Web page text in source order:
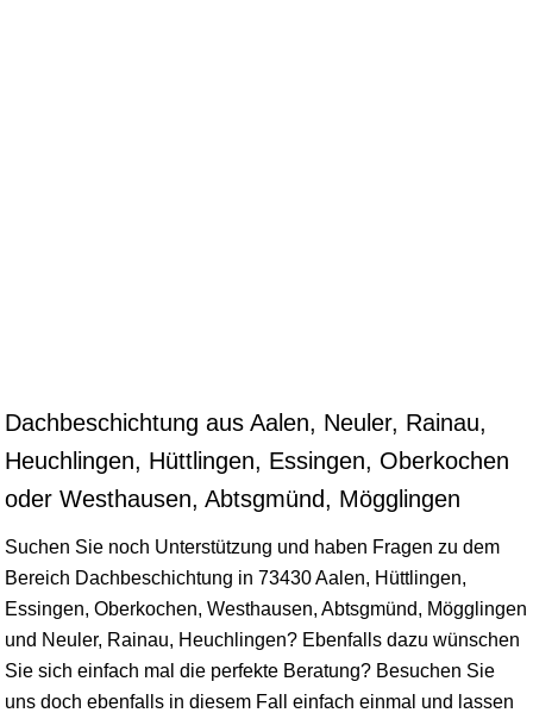
Dachbeschichtung aus Aalen, Neuler, Rainau,
Heuchlingen, Hüttlingen, Essingen, Oberkochen
oder Westhausen, Abtsgmünd, Mögglingen
Suchen Sie noch Unterstützung und haben Fragen zu dem
Bereich Dachbeschichtung in 73430 Aalen, Hüttlingen,
Essingen, Oberkochen, Westhausen, Abtsgmünd, Mögglingen
und Neuler, Rainau, Heuchlingen? Ebenfalls dazu wünschen
Sie sich einfach mal die perfekte Beratung? Besuchen Sie
uns doch ebenfalls in diesem Fall einfach einmal und lassen